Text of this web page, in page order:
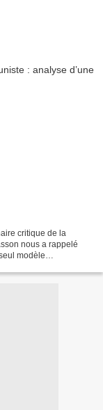
critique de la
nous a rappelé
modèle